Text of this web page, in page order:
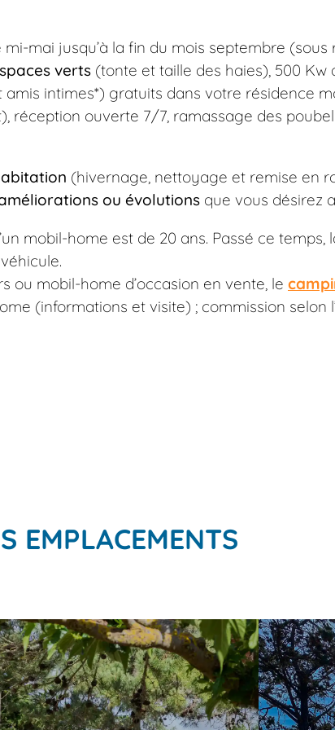
mai jusqu’à la fin du mois septembre (sous
verts (tonte et taille des haies), 500 Kw
intimes*) gratuits dans votre résidence
réception ouverte 7/7, ramassage des
(hivernage, nettoyage et remise en
ou évolutions que vous désirez
mobil-home est de 20 ans. Passé ce
ou mobil-home d’occasion en vente, le
(informations et visite) ; commission selon
EMPLACEMENTS